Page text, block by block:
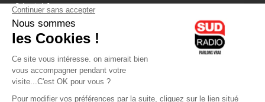
fiducial.fr
lyoncapitale.fr
olympique-et-lyonnais.com
L'application Iphone / Android
Téléchargez l'application